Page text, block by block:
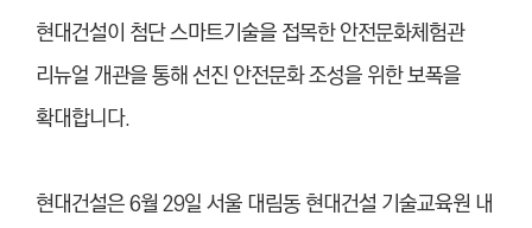
현대건설이 첨단 스마트기술을 접목한 안전문화체험관
리뉴얼 개관을 통해 선진 안전문화 조성을 위한 보폭을
확대합니다.
현대건설은 6월 29일 서울 대림동 현대건설 기술교육원 내